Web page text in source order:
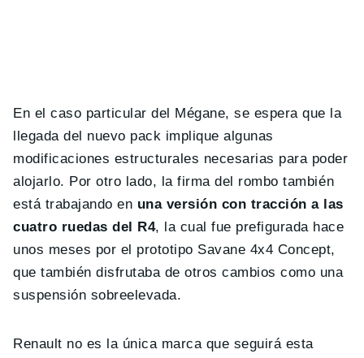
En el caso particular del Mégane, se espera que la
llegada del nuevo pack implique algunas
modificaciones estructurales necesarias para poder
alojarlo. Por otro lado, la firma del rombo también
está trabajando en una versión con tracción a las
cuatro ruedas del R4, la cual fue prefigurada hace
unos meses por el prototipo Savane 4x4 Concept,
que también disfrutaba de otros cambios como una
suspensión sobreelevada.
Renault no es la única marca que seguirá esta